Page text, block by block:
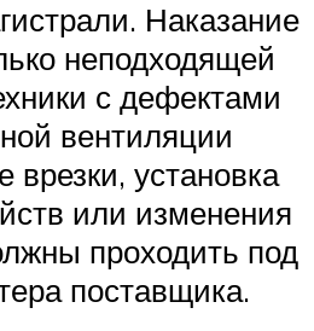
Наказание
неподходящей
с дефектами
вентиляции
установка
или изменения
проходить под
поставщика.